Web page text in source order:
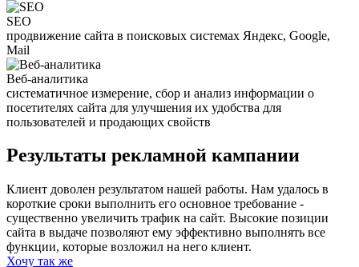
SEO
продвижение сайта в поисковых системах Яндекс, Google,
Mail
Веб-аналитика
систематичное измерение, сбор и анализ информации о
посетителях сайта для улучшения их удобства для
пользователей и продающих свойств
Результаты рекламной кампании
Клиент доволен результатом нашей работы. Нам удалось в
короткие сроки выполнить его основное требование -
существенно увеличить трафик на сайт. Высокие позиции
сайта в выдаче позволяют ему эффективно выполнять все
функции, которые возложил на него клиент.
Хочу так же